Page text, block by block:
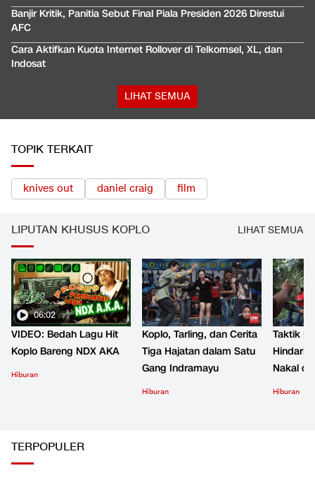
Banjir Kritik, Panitia Sebut Final Piala Presiden 2026 Direstui
AFC
Cara Aktifkan Kuota Internet Rollover di Telkomsel, XL, dan
Indosat
LIHAT SEMUA
TOPIK TERKAIT
knives out daniel craig film
LIPUTAN KHUSUS KOPLO LIHAT SEMUA
06:02
VIDEO: Bedah Lagu Hit
Koplo Bareng NDX AKA
Hiburan
Koplo, Tarling, dan Cerita
Tiga Hajatan dalam Satu
Gang Indramayu
Hiburan
Taktik
Hindari
Nakal
Hiburan
TERPOPULER